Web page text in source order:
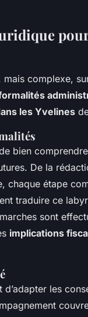
mais complexe,
les Yvelines
bien
De la
chaque étape
traduire ce
sont
implications
d’adapter les